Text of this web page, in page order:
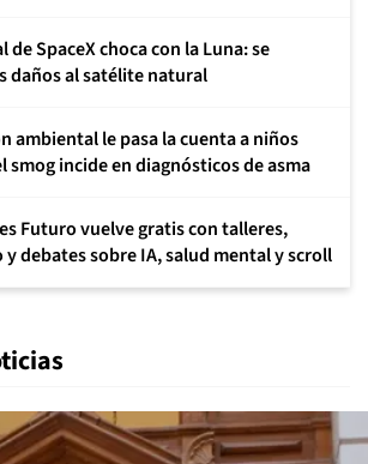
de SpaceX choca con la Luna: se
daños al satélite natural
ambiental le pasa la cuenta a niños
smog incide en diagnósticos de asma
Futuro vuelve gratis con talleres,
y debates sobre IA, salud mental y scroll